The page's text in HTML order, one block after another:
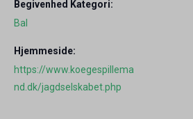
Begivenhed Kategori:
Bal
Hjemmeside:
https://www.koegespillema
nd.dk/jagdselskabet.php